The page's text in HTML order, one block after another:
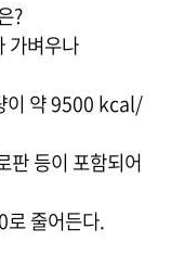
?
가벼우나
이 약 9500 kcal/
판 등이 포함되어
줄어든다.